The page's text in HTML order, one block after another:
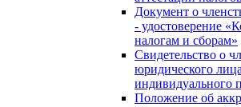
Документ о
- удостоверение
налогам и сборам»
Свидетельство о
юридического
индивидуального
Положение об